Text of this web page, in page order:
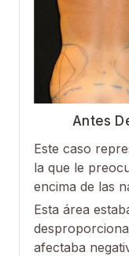
Antes
Este caso
la que le
encima de las
Esta área
afectaba